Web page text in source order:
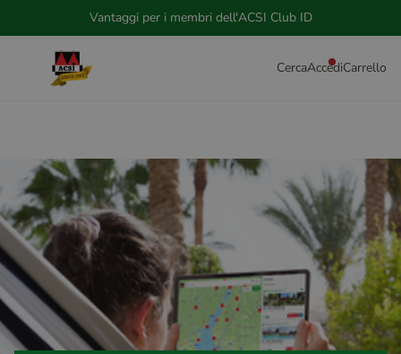
Vantaggi per i membri dell'ACSI Club ID
CercaAccediCarrello